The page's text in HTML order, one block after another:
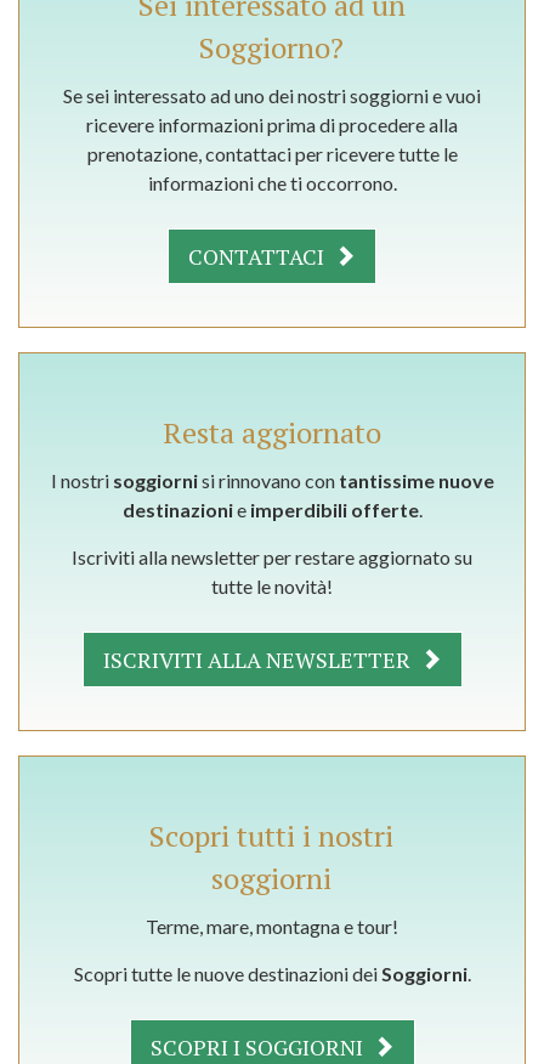
Soggiorno?
Se sei interessato ad uno dei nostri soggiorni e vuoi
ricevere informazioni prima di procedere alla
prenotazione, contattaci per ricevere tutte le
informazioni che ti occorrono.
CONTATTACI
Resta aggiornato
I nostri soggiornisi rinnovano con tantissime nuove
destinazionie imperdibili offerte.
Iscriviti alla newsletter per restare aggiornato su
tutte le novità!
ISCRIVITI ALLA NEWSLETTER
Scopri tutti i nostri
soggiorni
Terme, mare, montagna e tour!
Scopri tutte le nuove destinazioni deiSoggiorni.
SCOPRI I SOGGIORNI